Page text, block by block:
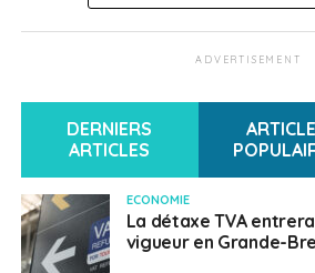
ADVERTISEMENT
DERNIERS
ARTICLES
ECONOMIE
La détaxe TVA
vigueur en Grande-